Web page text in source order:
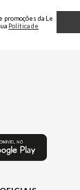
da Le
Política de